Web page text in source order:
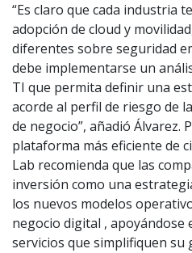
“Es claro que cada industria
adopción de cloud y
diferentes sobre seguridad
debe implementarse un
TI que permita definir una
acorde al perfil de riesgo de
de negocio”, añadió Álvarez.
plataforma más eficiente de
Lab recomienda que las
inversión como una
los nuevos modelos
negocio digital , apoyándose
servicios que simplifiquen su